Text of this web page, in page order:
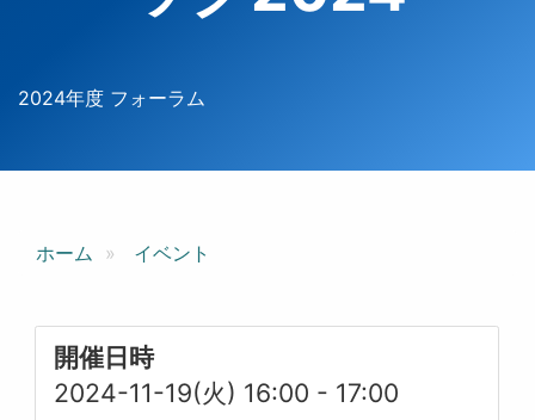
2024年度 フォーラム
ホーム イベント
開催日時
2024-11-19(火) 16:00 - 17:00